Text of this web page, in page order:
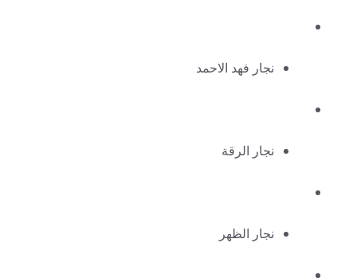
نجار فهد الاحمد
نجار الرقة
نجار الظهر